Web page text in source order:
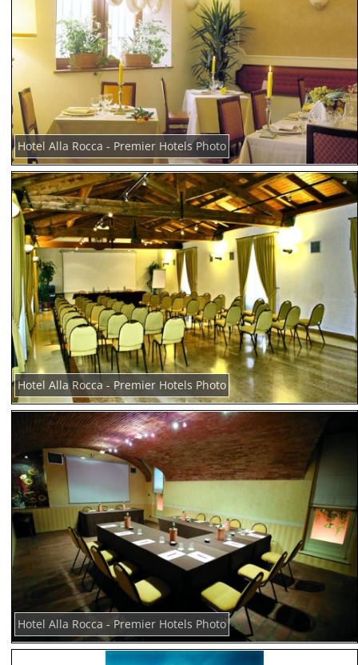
Hotel Alla Rocca - Premier Hotels Photo
Hotel Alla Rocca - Premier Hotels Photo
Hotel Alla Rocca - Premier Hotels Photo